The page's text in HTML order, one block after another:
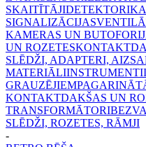
SKAITĪTĀJIDETEKTORI
SIGNALIZĀCIJAS
KAMERAS UN
UN ROZETES
SLĒDŽI, ADAPTERI,
MATERIĀLIINSTRUMENTI
GRAUZĒJIEM
KONTAKTDAKŠAS UN
TRANSFORMĀTORI
SLĒDŽI, ROZETES, RĀMJI
-